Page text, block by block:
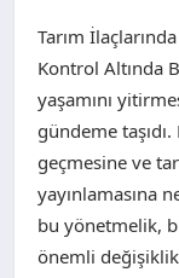
SAĞLIK
TEKNOLOJI
Tarım
Kontrol Altında
yaşamını
gündeme
geçmesine ve
yayınlamasına
bu yönetmelik,
önemli